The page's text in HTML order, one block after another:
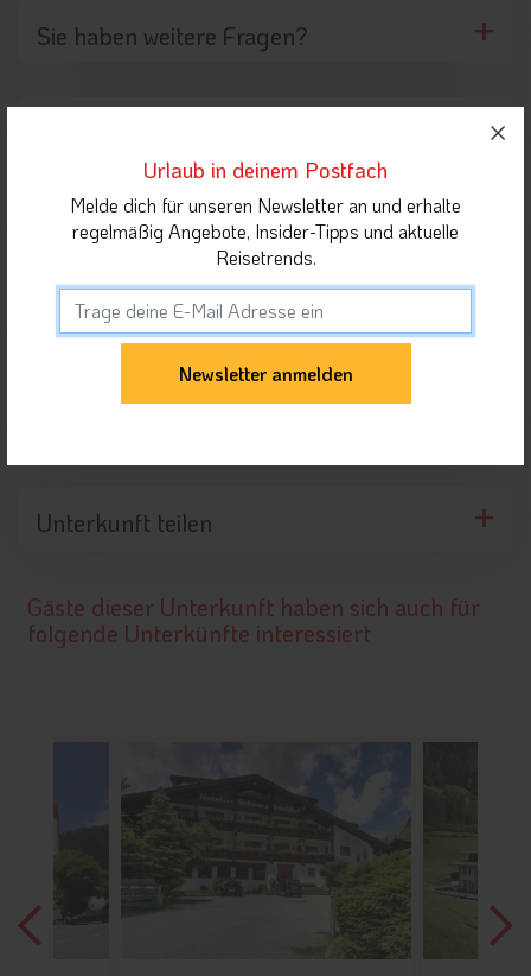
Sie haben weitere Fragen?
Umgebung der Unterkunft
Highlights in der Nähe
Unterkunft teilen
Gäste dieser Unterkunft haben sich auch für
folgende Unterkünfte interessiert
Urlaub in deinem Postfach
Melde dich für unseren Newsletter an und erhalte
regelmäßig Angebote, Insider-Tipps und aktuelle
Reisetrends.